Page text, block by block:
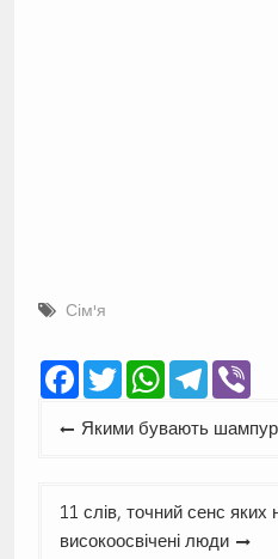
Сім'я
Facebook
TwitterWhatsApp
Telegram
Навігація
Якими бувають
11 слів, точний сенс яких
високоосвічені люди